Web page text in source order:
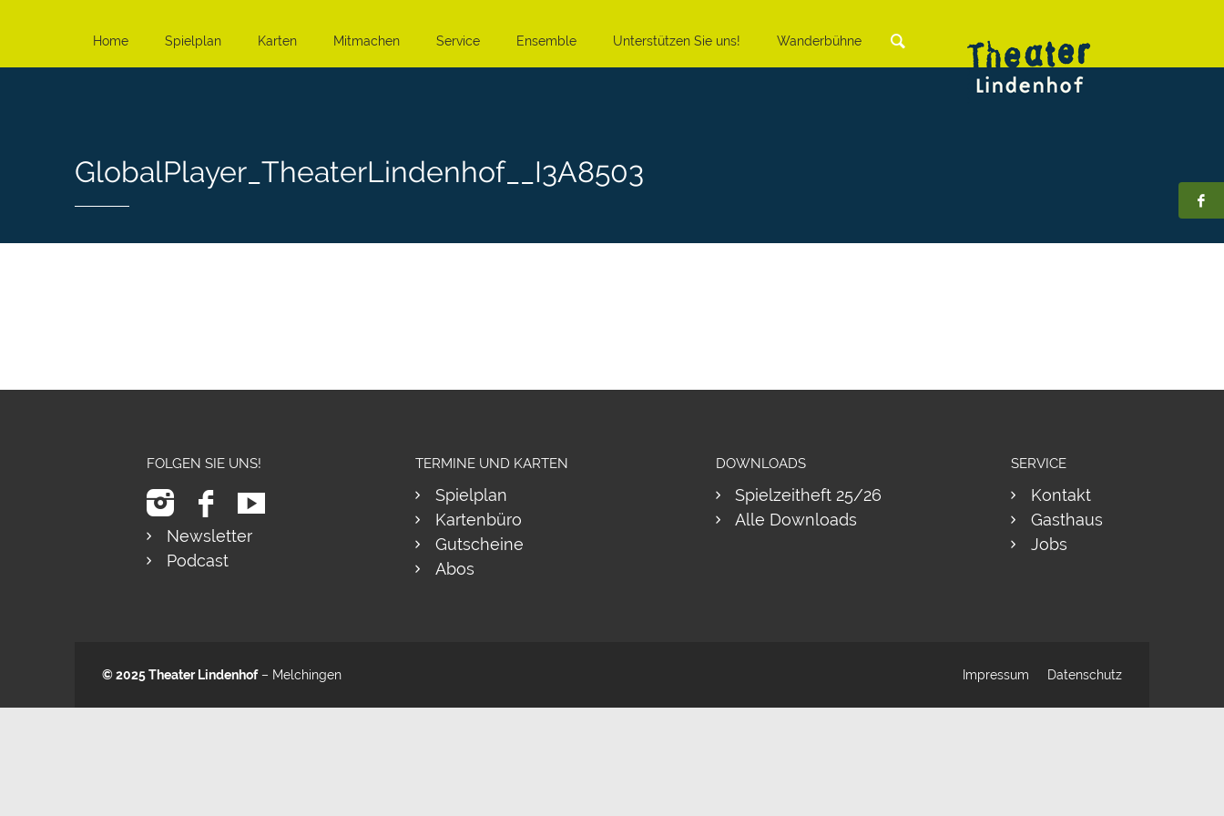
Home Spielplan Karten Mitmachen Service Ensemble Unterstützen Sie uns! Wanderbühne
GlobalPlayer_TheaterLindenhof__I3A8503
FOLGEN SIE UNS!
Newsletter
Podcast
TERMINE UND KARTEN
Spielplan
Kartenbüro
Gutscheine
Abos
DOWNLOADS
Spielzeitheft 25/26
Alle Downloads
SERVICE
Kontakt
Gasthaus
Jobs
© 2025Theater Lindenhof– Melchingen Impressum Datenschutz